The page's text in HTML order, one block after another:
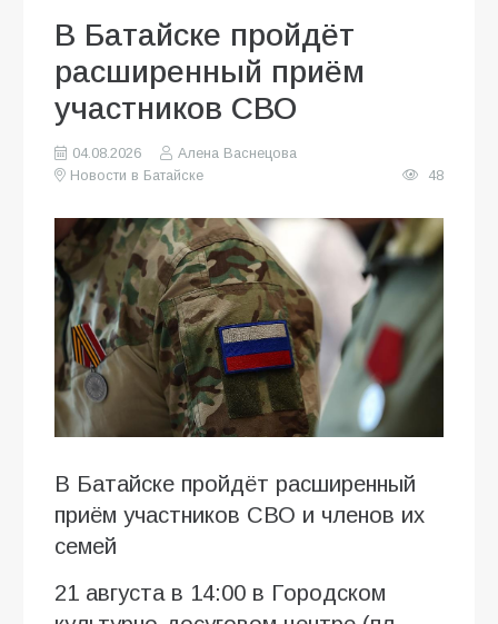
В Батайске пройдёт
расширенный приём
участников СВО
04.08.2026
Алена Васнецова
Новости в Батайске
48
В Батайске пройдёт расширенный
приём участников СВО и членов их
семей
21 августа в 14:00 в Городском